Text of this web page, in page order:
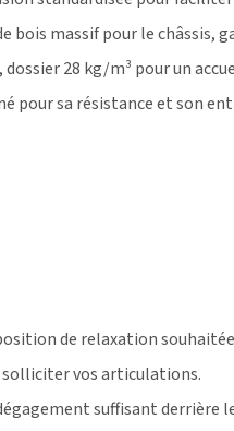
bois massif pour le châssis,
28 kg/m³ pour un
pour sa résistance et son
de relaxation
vos articulations.
suffisant derrière